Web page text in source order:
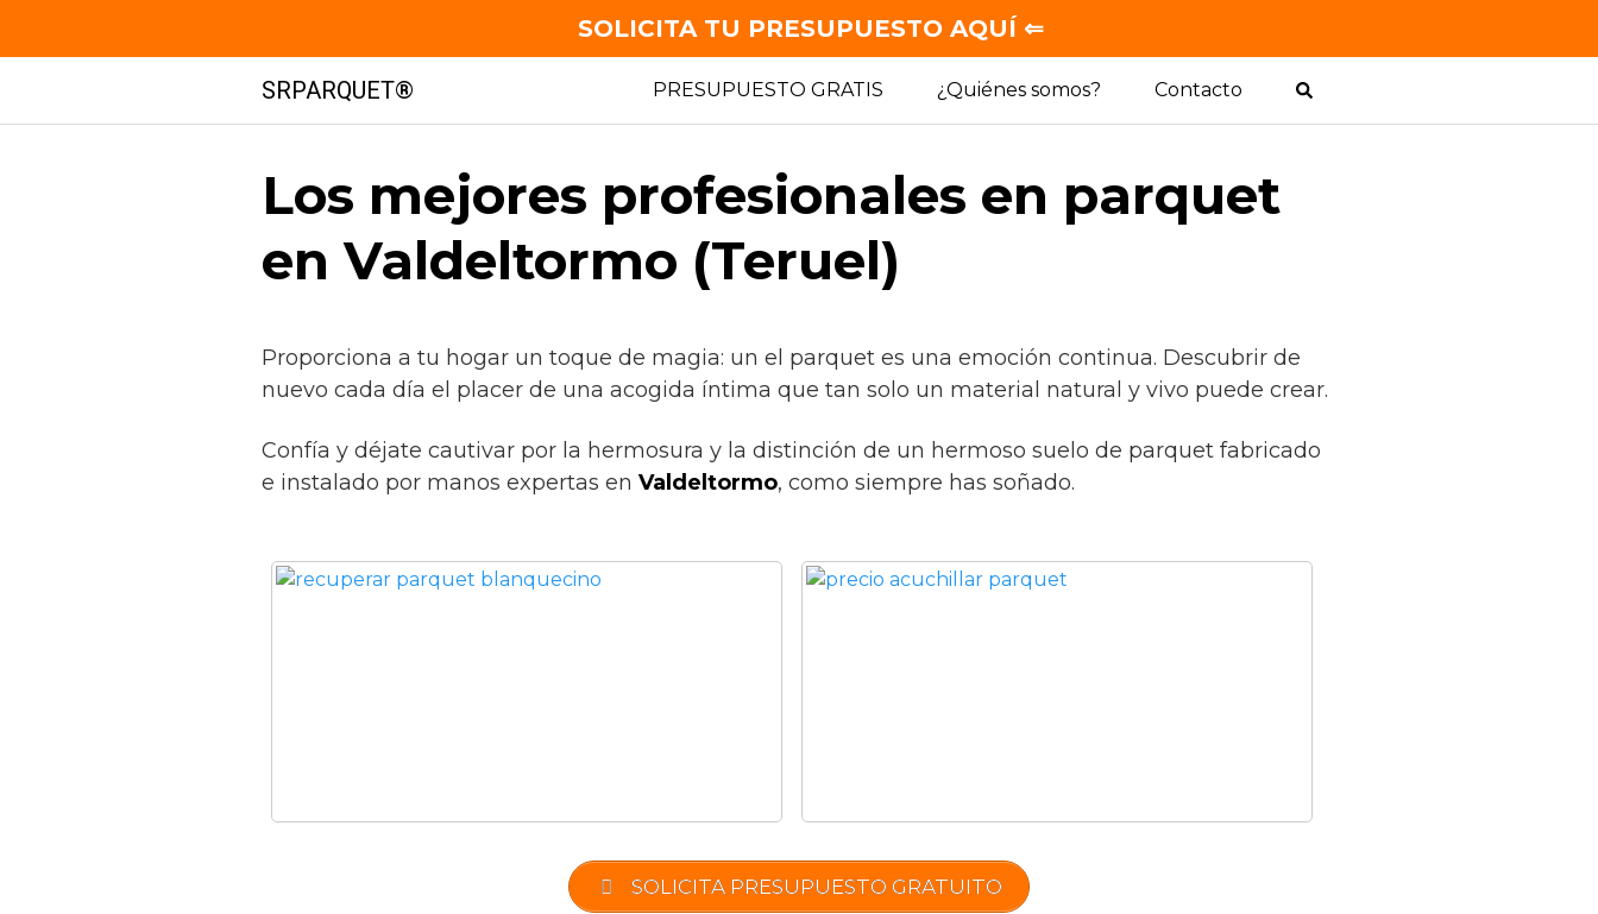
contenido
SRPARQUET® PRESUPUESTO GRATIS ¿Quiénes somos? Contacto
Los mejores profesionales en parquet
en Valdeltormo (Teruel)
Proporciona a tu hogar un toque de magia: un el parquet es una emoción continua. Descubrir de
nuevo cada día el placer de una acogida íntima que tan solo un material natural y vivo puede crear.
Confía y déjate cautivar por la hermosura y la distinción de un hermoso suelo de parquet fabricado
e instalado por manos expertas en Valdeltormo, como siempre has soñado.
SOLICITA PRESUPUESTO GRATUITO
SOLICITA TU PRESUPUESTO AQUÍ ⇐